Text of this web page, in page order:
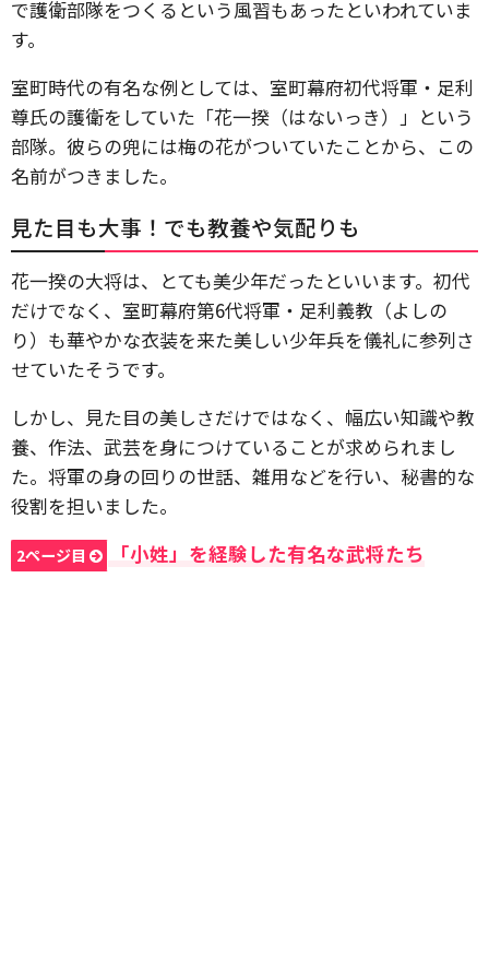
で護衛部隊をつくるという風習もあったといわれていま
す。
室町時代の有名な例としては、室町幕府初代将軍・足利
尊氏の護衛をしていた「花一揆（はないっき）」という
部隊。彼らの兜には梅の花がついていたことから、この
名前がつきました。
見た目も大事！でも教養や気配りも
花一揆の大将は、とても美少年だったといいます。初代
だけでなく、室町幕府第6代将軍・足利義教（よしの
り）も華やかな衣装を来た美しい少年兵を儀礼に参列さ
せていたそうです。
しかし、見た目の美しさだけではなく、幅広い知識や教
養、作法、武芸を身につけていることが求められまし
た。将軍の身の回りの世話、雑用などを行い、秘書的な
役割を担いました。
2ページ目 「小姓」を経験した有名な武将たち